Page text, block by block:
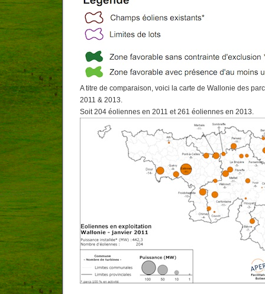
A titre de comparaison, voici la carte de Wallonie des
2011 & 2013.
Soit 204 éoliennes en 2011 et 261 éoliennes en 2013.